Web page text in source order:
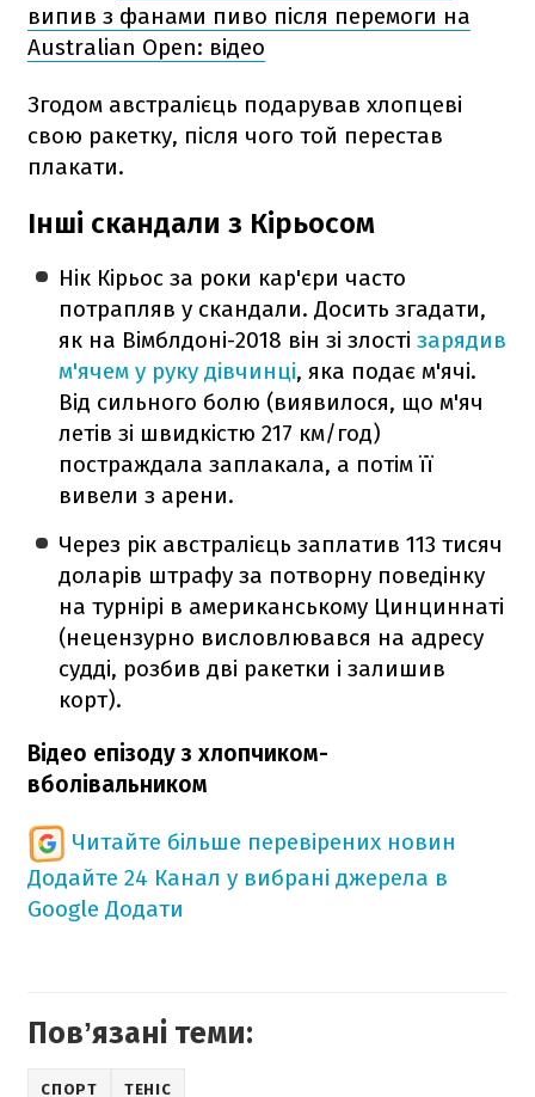
випив з фанами пиво після перемоги на
Australian Open: відео
Згодом австралієць подарував хлопцеві
свою ракетку, після чого той перестав
плакати.
Інші скандали з Кірьосом
Нік Кірьос за роки кар'єри часто
потрапляв у скандали. Досить згадати,
як на Вімблдоні-2018 він зі злостізарядив
м'ячем у руку дівчинці, яка подає м'ячі.
Від сильного болю (виявилося, що м'яч
летів зі швидкістю 217 км/год)
постраждала заплакала, а потім її
вивели з арени.
Через рік австралієць заплатив 113 тисяч
доларів штрафу за потворну поведінку
на турнірі в американському Цинциннаті
(нецензурно висловлювався на адресу
судді, розбив дві ракетки і залишив
корт).
Відео епізоду з хлопчиком-
вболівальником
Читайте більше перевірених новин
Додайте 24 Канал у вибрані джерела в
Google Додати
Повʼязані теми:
СПОРТ ТЕНІС